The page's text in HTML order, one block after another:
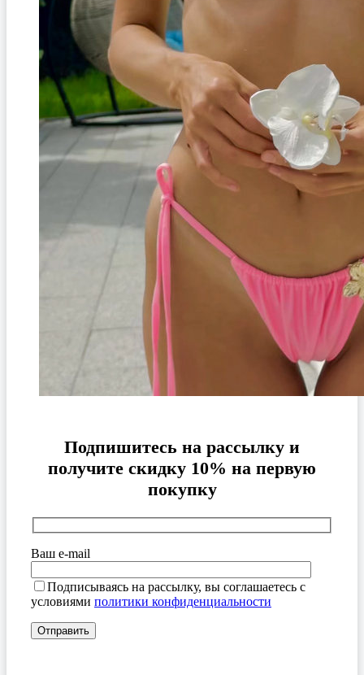
Подпишитесь на рассылку и
получите скидку 10% на первую
покупку
Ваш e-mail
Подписываясь на рассылку, вы соглашаетесь с
условиями политики конфиденциальности